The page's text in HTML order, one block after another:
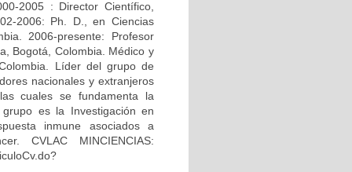
2005 : Director Científico,
2006: Ph. D., en Ciencias
2006-presente: Profesor
Bogotá, Colombia. Médico y
Líder del grupo de
nacionales y extranjeros
cuales se fundamenta la
es la Investigación en
inmune asociados a
CVLAC MINCIENCIAS: